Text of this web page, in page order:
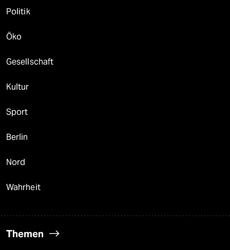
Politik
Öko
Gesellschaft
Kultur
Sport
Berlin
Nord
Wahrheit
Themen